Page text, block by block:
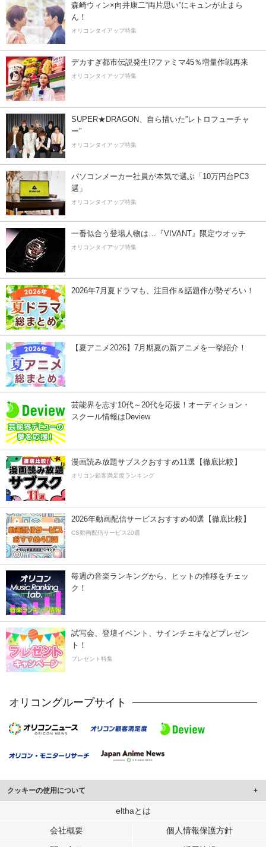
森崎ウィン×向井康二“両片思い”にキュンが止まら
ん！
オリコンタイアップ特集
デカすぎ都市伝説発生!?ファミマ45％増量作戦再来
オリコンタイアップ特集
SUPER★DRAGON、自ら描いた”レトロフューチャ
ー”
オリコンタイアップ特集
パソコンメーカー社員が本気で選ぶ「10万円台PC3
選」
オリコンタイアップ特集
一番似合う登場人物は…『VIVANT』限定ウオッチ
オリコンタイアップ特集
2026年7月夏ドラマも、注目作＆話題作が勢ぞろい！
【夏アニメ2026】7月期夏の新アニメを一挙紹介！
芸能界を志す10代～20代を応援！オーディション・
スクール情報はDeview
漫画読み放題サブスクおすすめ11選【徹底比較】
オリコン顧客満足度ランキング
2026年動画配信サービスおすすめ40選【徹底比較】
CS動画配信サービス20選
毎週の音楽ランキングから、ヒットの推移をチェッ
ク！
試写会、登壇イベント、サインチェキなどプレゼン
ト！
プレゼント特集
オリコングループサイト
クッキーの使用について
このサイトでは Cookie を使用して、ユーザーに合わせたコンテンツや広告の
行っています。
elthaとは
会社概要 個人情報保護方針